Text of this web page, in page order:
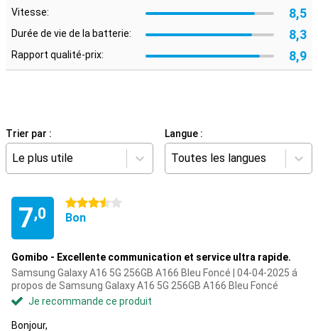
Vitesse: 8,5
Durée de vie de la batterie: 8,3
Rapport qualité-prix: 8,9
Trier par :
Le plus utile
Langue :
Toutes les langues
7,0
3.5 étoiles
Bon
Gomibo - Excellente communication et service ultra rapide.
Samsung Galaxy A16 5G 256GB A166 Bleu Foncé | 04-04-2025 á
propos de Samsung Galaxy A16 5G 256GB A166 Bleu Foncé
Je recommande ce produit
Bonjour,